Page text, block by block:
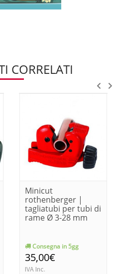
CORRELATI
Minicut
rothenberger |
tagliatubi per tubi di
rame Ø 3-28 mm
Consegna in 5gg
35,00€
IVA Inc.